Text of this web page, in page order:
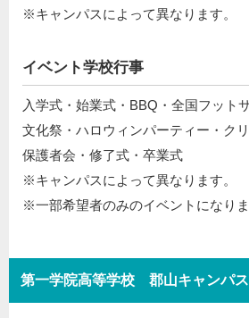
※キャンパスによって異なります。
イベント学校行事
入学式・始業式・BBQ・全国フット
文化祭・ハロウィンパーティー・ク
保護者会・修了式・卒業式
※キャンパスによって異なります。
※一部希望者のみのイベントになりま
第一学院高等学校 郡山キャンパ